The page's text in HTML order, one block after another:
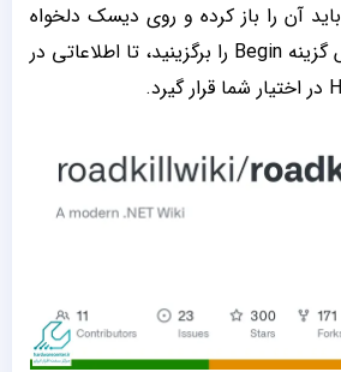
Roadkill Skill Test باید آن را باز کرده و روی دیسک دلخواه
خود کلیک کنید. سپس گزینه Begin را برگزینید، تا اطلاعاتی در